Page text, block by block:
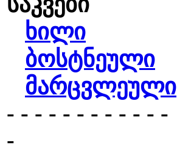
ხილი
ბოსტნეული
მარცვლეული
- - - - - - - - - - - -
-